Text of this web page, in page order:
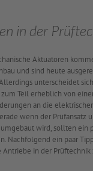
in der
Aktuatoren
und sind heute
unterscheidet
Teil erheblich von
an die
wenn der Prüfansatz
wird, sollten ein
Nachfolgend ein paar
in der